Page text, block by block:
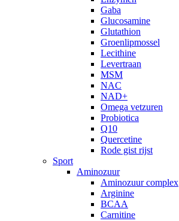
Gaba
Glucosamine
Glutathion
Groenlipmossel
Lecithine
Levertraan
MSM
NAC
NAD+
Omega vetzuren
Probiotica
Q10
Quercetine
Rode gist rijst
Sport
Aminozuur
Aminozuur complex
Arginine
BCAA
Carnitine